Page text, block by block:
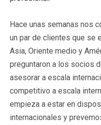
Hace unas semanas nos
un par de clientes que se
Asia, Oriente medio y
preguntaron a los socios
asesorar a escala
competitivo a escala
empieza a estar en
internacionales y